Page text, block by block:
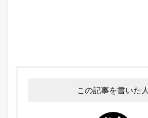
この記事を書いた人